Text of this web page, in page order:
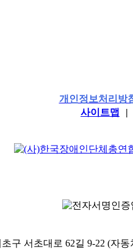
개인정보처리방
사이트맵
구 서초대로 62길 9-22 (자